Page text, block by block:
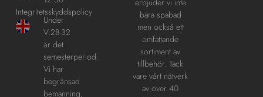
bara spabad
men också ett
omfattande
sortiment av
tillbehör. Tack
vare vårt nätverk
av över 40
Under
V.28-32
är det
semesterperiod.
Vi har
begränsad
bemanning,
Integritetsskyddspolicy